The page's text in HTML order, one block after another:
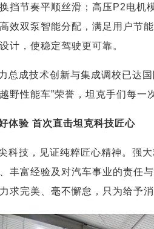
挡节奏平顺丝滑；高压P2电机
效双泵智能分配，满足用户节
计，使稳定驾驶更可靠。
总成技术创新与集成调校已达
野性能车”荣誉，坦克手们每一
体验 首次直击坦克科技匠心
科技，见证纯粹匠心精神。强
丰富经验及对汽车事业的责任
求完美、毫不懈怠，只为给予